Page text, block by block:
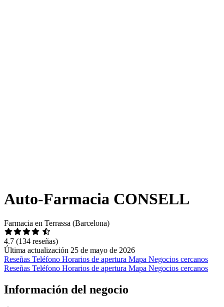
Auto-Farmacia CONSELL
Farmacia en Terrassa (Barcelona)
4.7 (134 reseñas)
Última actualización 25 de mayo de 2026
Reseñas Teléfono Horarios de apertura Mapa Negocios cercanos
Reseñas Teléfono Horarios de apertura Mapa Negocios cercanos
Información del negocio